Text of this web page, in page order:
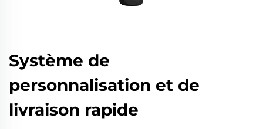
Système de
personnalisation et de
livraison rapide